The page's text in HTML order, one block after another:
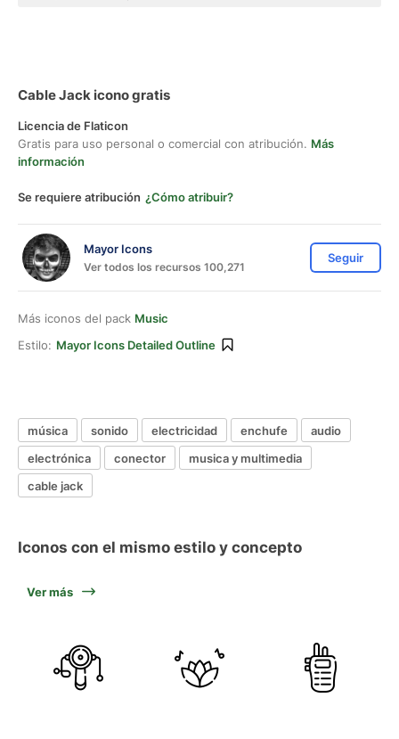
Cable Jack icono gratis
Licencia de Flaticon
Gratis para uso personal o comercial con atribución. Más
información
Se requiere atribución ¿Cómo atribuir?
Mayor Icons
Ver todos los recursos 100,271
Seguir
Más iconos del pack Music
Estilo: Mayor Icons Detailed Outline
música sonido electricidad enchufe
audio
electrónica
conector
musica y multimedia
cable jack
Iconos con el mismo estilo y concepto
Ver más